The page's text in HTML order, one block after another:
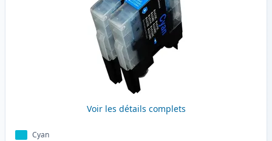
Voir les détails complets
Cyan